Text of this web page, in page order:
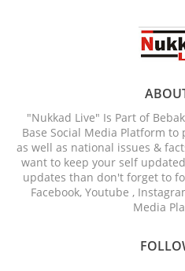
"Nukkad Live" Is Part of
Base Social Media Platform
as well as national issues &
want to keep your self
updates than don't forget to
Facebook, Youtube ,
Media